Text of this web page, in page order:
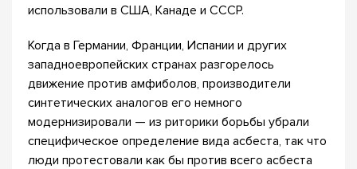
использовали в США, Канаде и СССР.
Когда в Германии, Франции, Испании и других
западноевропейских странах разгорелось
движение против амфиболов, производители
синтетических аналогов его немного
модернизировали — из риторики борьбы убрали
специфическое определение вида асбеста, так что
люди протестовали как бы против всего асбеста